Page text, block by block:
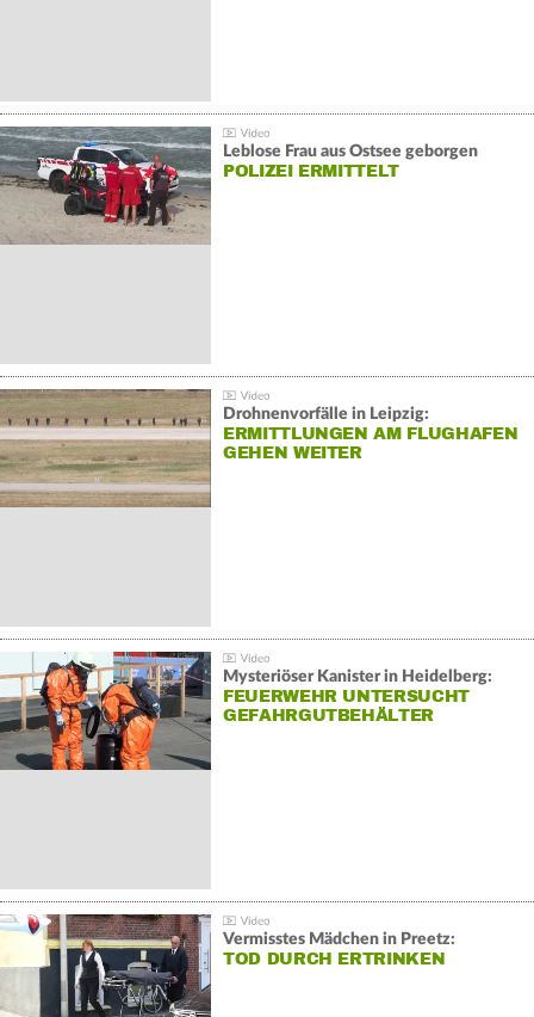
Leblose Frau aus Ostsee geborgen
POLIZEI ERMITTELT
Drohnenvorfälle in Leipzig:
ERMITTLUNGEN AM FLUGHAFEN
GEHEN WEITER
Mysteriöser Kanister in Heidelberg:
FEUERWEHR UNTERSUCHT
GEFAHRGUTBEHÄLTER
Vermisstes Mädchen in Preetz:
TOD DURCH ERTRINKEN